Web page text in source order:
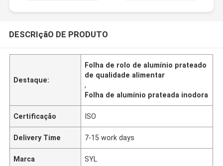
DESCRIçãO DE PRODUTO
Destaque:
Folha de rolo de alumínio prateado
de qualidade alimentar
,
Folha de alumínio prateada inodora
Certificação ISO
Delivery Time 7-15 work days
Marca SYL